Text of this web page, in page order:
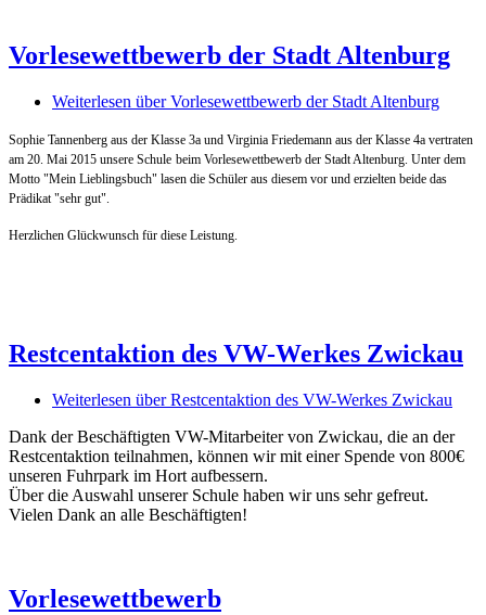
Vorlesewettbewerb der Stadt Altenburg
Weiterlesen über Vorlesewettbewerb der Stadt Altenburg
Sophie Tannenberg aus der Klasse 3a und Virginia Friedemann aus der Klasse 4a vertraten
am 20. Mai 2015 unsere Schule beim Vorlesewettbewerb der Stadt Altenburg. Unter dem
Motto "Mein Lieblingsbuch" lasen die Schüler aus diesem vor und erzielten beide das
Prädikat "sehr gut".
Herzlichen Glückwunsch für diese Leistung.
Restcentaktion des VW-Werkes Zwickau
Weiterlesen über Restcentaktion des VW-Werkes Zwickau
Dank der Beschäftigten VW-Mitarbeiter von Zwickau, die an der
Restcentaktion teilnahmen, können wir mit einer Spende von 800€
unseren Fuhrpark im Hort aufbessern.
Über die Auswahl unserer Schule haben wir uns sehr gefreut.
Vielen Dank an alle Beschäftigten!
Vorlesewettbewerb